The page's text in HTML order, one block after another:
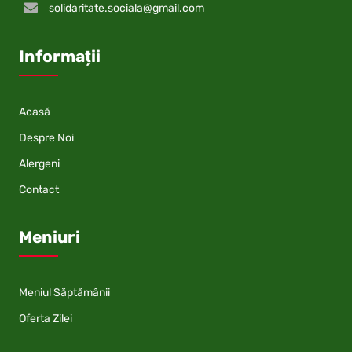
solidaritate.sociala@gmail.com
Informații
Acasă
Despre Noi
Alergeni
Contact
Meniuri
Meniul Săptămânii
Oferta Zilei